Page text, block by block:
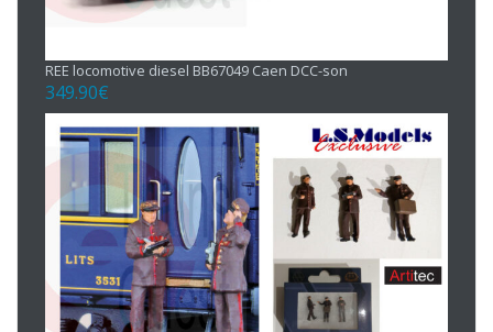
REE locomotive diesel BB67049 Caen DCC-son
349.90€